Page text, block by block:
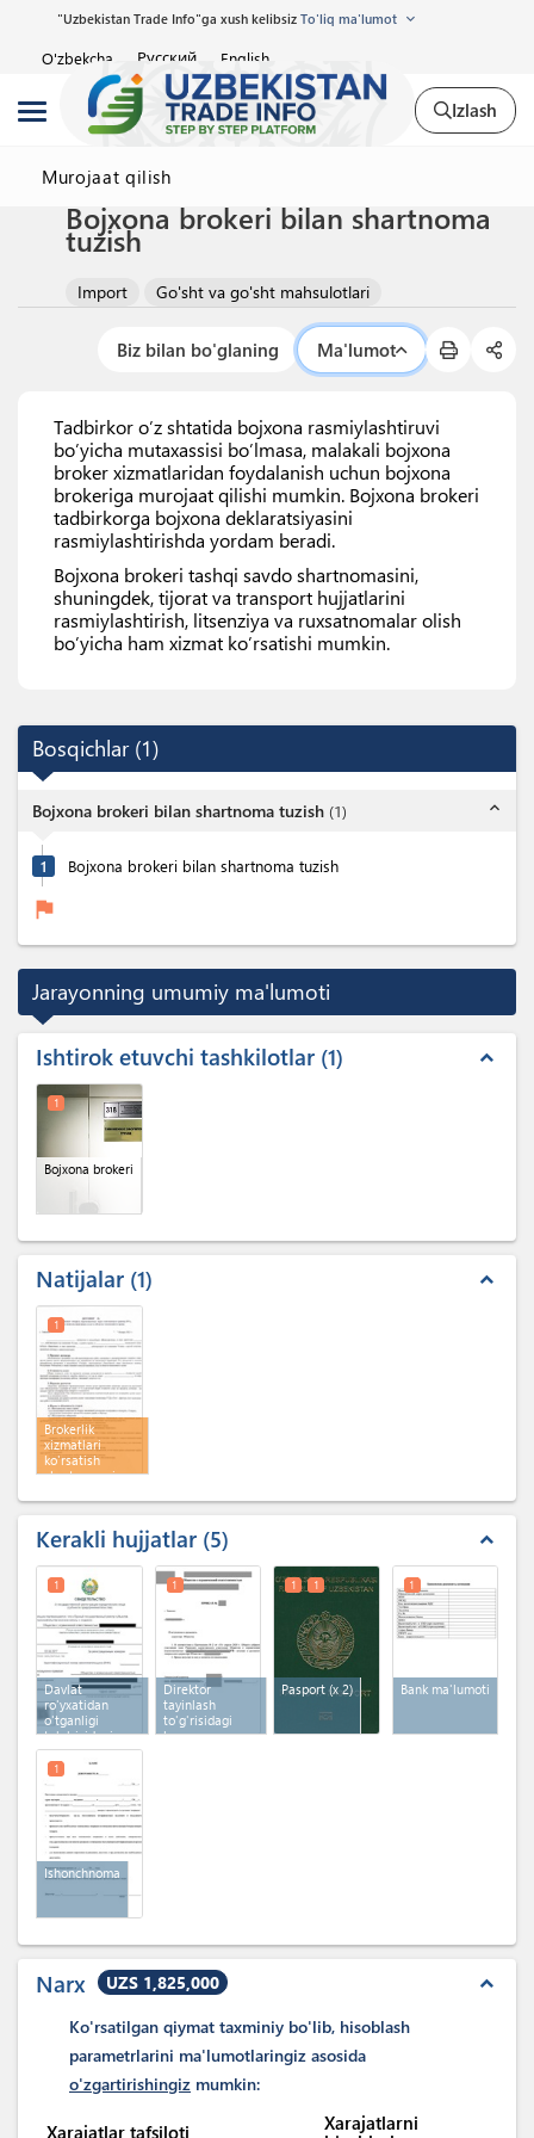
"Uzbekistan Trade Info"ga xush kelibsiz To'liq ma'lumot
O'zbekcha Русский English
Izlash
Murojaat qilish
Bojxona brokeri bilan shartnoma
tuzish
Import Go'sht va go'sht mahsulotlari
Biz bilan bo'glaning Ma'lumot
Tadbirkor o’z shtatida bojxona rasmiylashtiruvi
bo’yicha mutaxassisi bo’lmasa, malakali bojxona
broker xizmatlaridan foydalanish uchun bojxona
brokeriga murojaat qilishi mumkin. Bojxona brokeri
tadbirkorga bojxona deklaratsiyasini
rasmiylashtirishda yordam beradi.
Bojxona brokeri tashqi savdo shartnomasini,
shuningdek, tijorat va transport hujjatlarini
rasmiylashtirish, litsenziya va ruxsatnomalar olish
bo’yicha ham xizmat ko’rsatishi mumkin.
Bosqichlar (1)
Bojxona brokeri bilan shartnoma tuzish (1) expand_less
1 Bojxona brokeri bilan shartnoma tuzish
flag
Jarayonning umumiy ma'lumoti
Ishtirok etuvchi tashkilotlar 1 expand_less
Bojxona brokeri
1
Natijalar 1 expand_less
Brokerlik
xizmatlari
ko'rsatish
shartnomasi
1
Kerakli hujjatlar 5 expand_less
Davlat
ro'yxatidan
o'tganligi
to'g'risidagi
guvohnoma
1
Direktor
tayinlash
to'g'risidagi
buyruq
1
Pasport (x 2)
1 1
Bank ma'lumoti
1
Ishonchnoma
1
Narx UZS 1,825,000 expand_less
Ko'rsatilgan qiymat taxminiy bo'lib, hisoblash
parametrlarini ma'lumotlaringiz asosida
o'zgartirishingiz mumkin:
Xarajatlar tafsiloti
Xarajatlarni